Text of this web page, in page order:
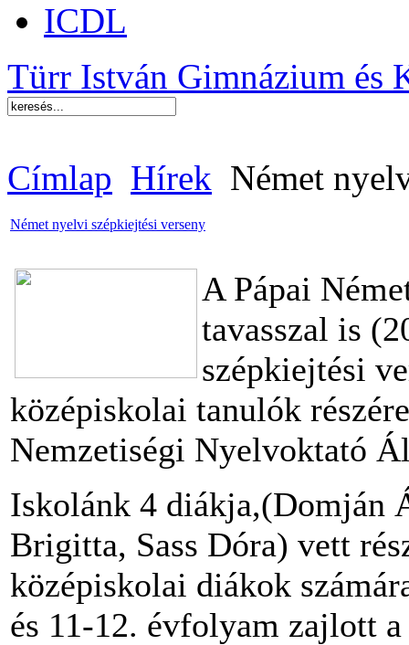
ICDL
Türr István Gimnázium és
Címlap Hírek Német
Német nyelvi szépkiejtési verseny
A Pápai
tavasszal is
szépkiejtési
középiskolai tanulók
Nemzetiségi Nyelvoktató
Iskolánk 4 diákja,(Domján
Brigitta, Sass Dóra) vett
középiskolai diákok
és 11-12. évfolyam zajlott